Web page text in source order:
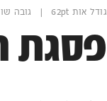
גודל אות 62pt | גובה שורה 55pt | משקל בולד
פסגת